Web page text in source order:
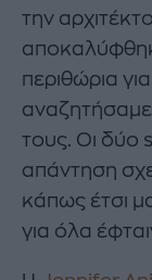
την
περιθώρια
αναζητήσαμε
τους. Οι δύο
απάντηση
κάπως έτσι
για όλα